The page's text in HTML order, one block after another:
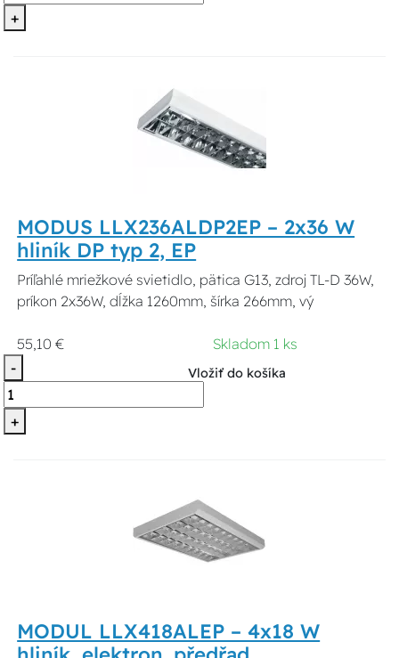
+
MODUS LLX236ALDP2EP – 2x36 W
hliník DP typ 2, EP
Príľahlé mriežkové svietidlo, pätica G13, zdroj TL-D 36W,
príkon 2x36W, dĺžka 1260mm, šírka 266mm, vý
55,10 €
Skladom 1 ks
-
+
Vložiť do košíka
MODUL LLX418ALEP – 4x18 W